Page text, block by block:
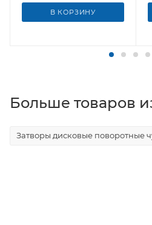
В КОРЗИНУ
Больше товаров
Затворы дисковые поворотные